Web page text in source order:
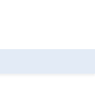
be updated as per the